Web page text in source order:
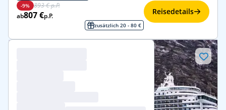
-9% 893 € p.P.
ab807 €p.P.
zusätzlich 20 - 80 €
Reisedetails